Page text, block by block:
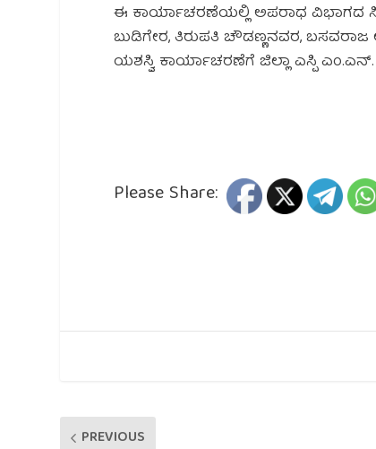
ಈ ಕಾರ್ಯಾಚರಣೆಯಲ್ಲಿ ಅಪರಾಧ ವಿಭಾಗದ
ಬುಡಿಗೇರ, ತಿರುಪತಿ ಚೌಡಣ್ಣನವರ, ಬಸವರಾಜ
ಯಶಸ್ವಿ ಕಾರ್ಯಾಚರಣೆಗೆ ಜಿಲ್ಲಾ ಎಸ್ಪಿ ಎಂ.ಎನ್.
Please Share:
PREVIOUS